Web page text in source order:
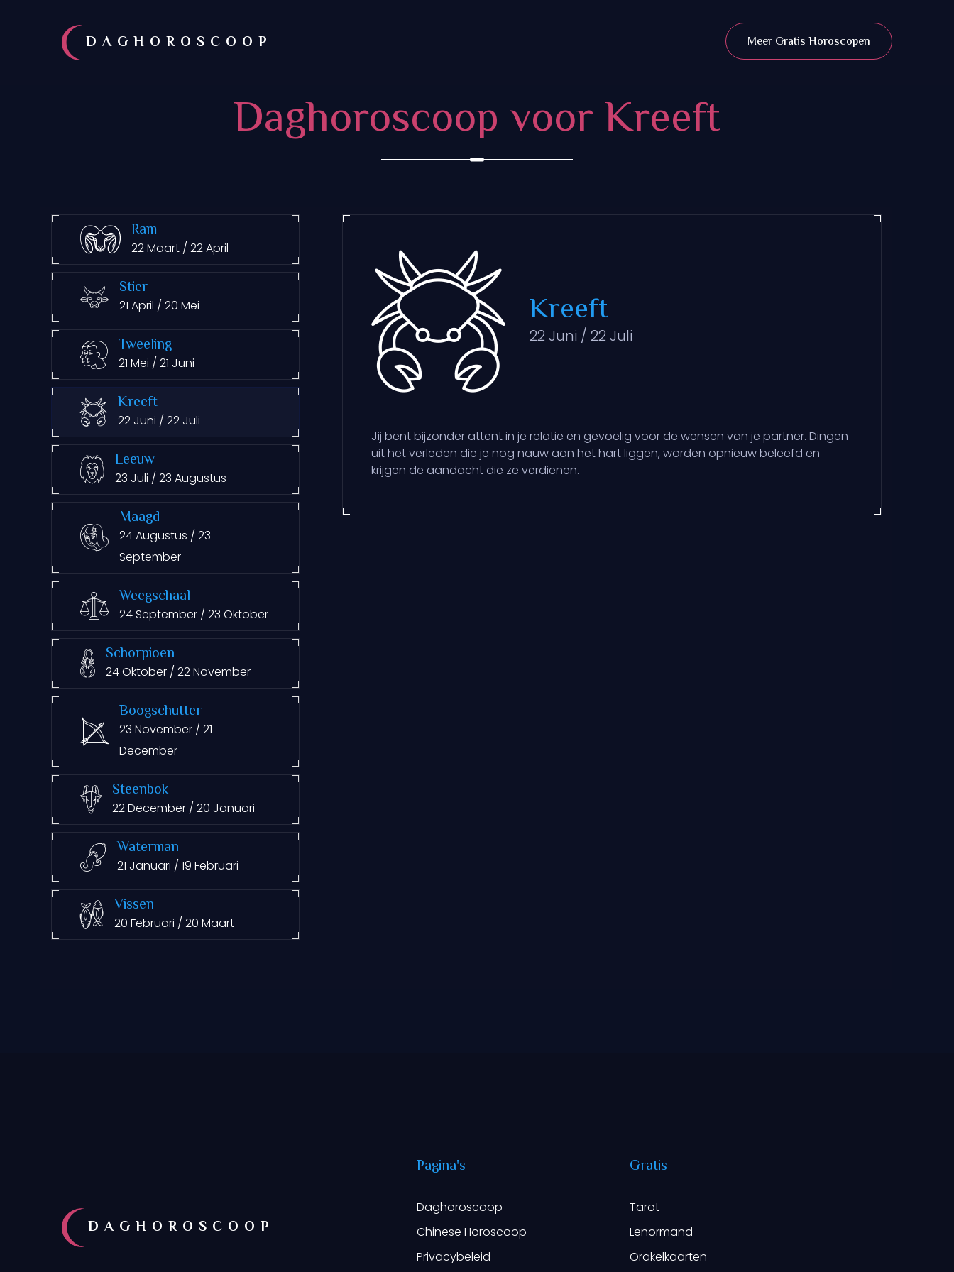
DAGHOROSCOOP Meer Gratis Horoscopen
Daghoroscoop voor Kreeft
Ram
22 Maart / 22 April
Stier
21 April / 20 Mei
Tweeling
21 Mei / 21 Juni
Kreeft
22 Juni / 22 Juli
Leeuw
23 Juli / 23 Augustus
Maagd
24 Augustus / 23
September
Weegschaal
24 September / 23 Oktober
Schorpioen
24 Oktober / 22 November
Boogschutter
23 November / 21
December
Steenbok
22 December / 20 Januari
Waterman
21 Januari / 19 Februari
Vissen
20 Februari / 20 Maart
Kreeft
22 Juni / 22 Juli
Jij bent bijzonder attent in je relatie en gevoelig voor de wensen van je partner. Dingen
uit het verleden die je nog nauw aan het hart liggen, worden opnieuw beleefd en
krijgen de aandacht die ze verdienen.
DAGHOROSCOOP
Pagina's
Daghoroscoop
Chinese Horoscoop
Privacybeleid
Gratis
Tarot
Lenormand
Orakelkaarten